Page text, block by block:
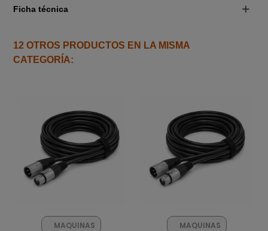
Ficha técnica
12 OTROS PRODUCTOS EN LA MISMA
CATEGORÍA:
MAQUINAS
MAQUINAS